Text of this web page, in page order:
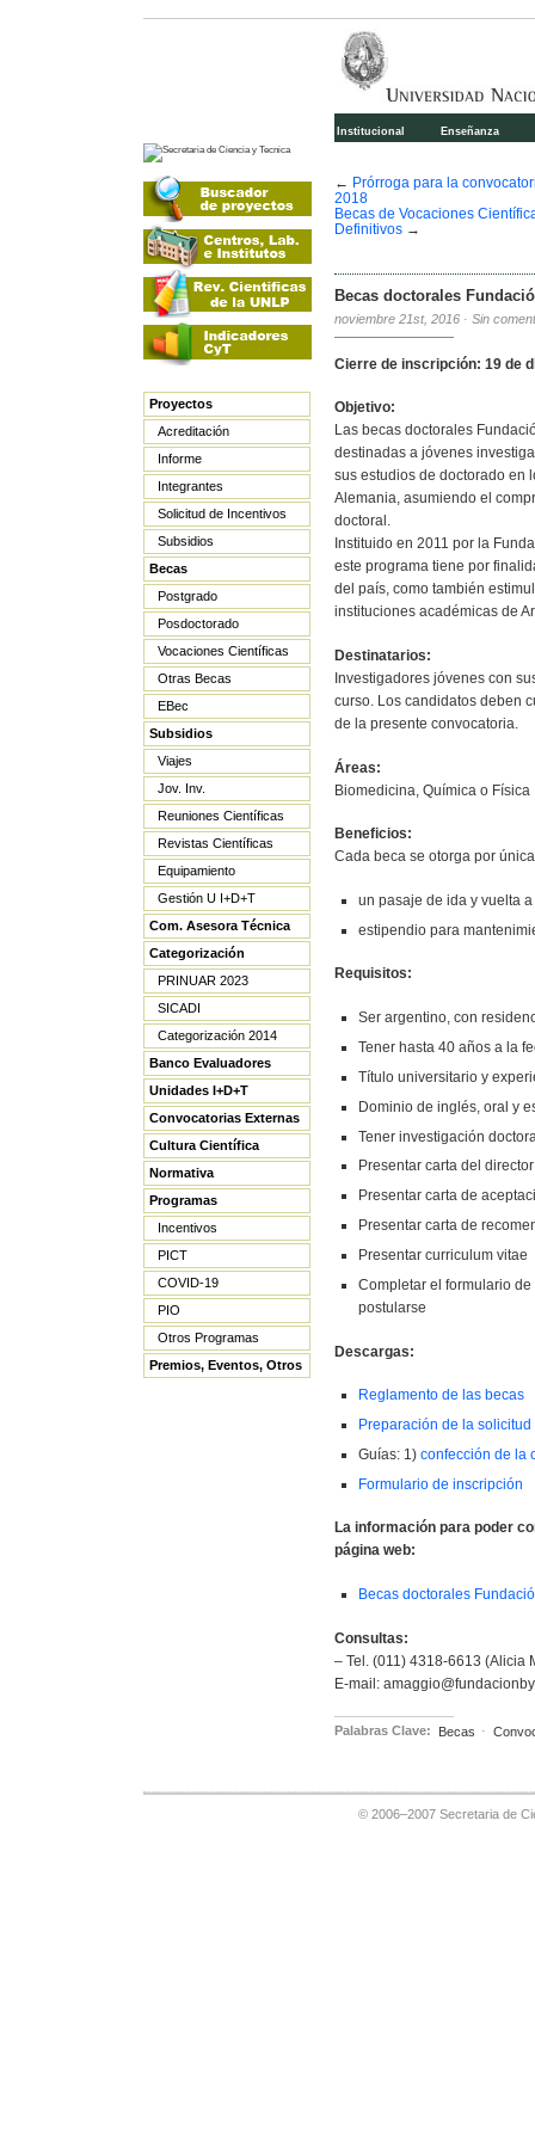
Institucional Enseñanza
Proyectos
Acreditación
Informe
Integrantes
Solicitud de Incentivos
Subsidios
Becas
Postgrado
Posdoctorado
Vocaciones Científicas
Otras Becas
EBec
Subsidios
Viajes
Jov. Inv.
Reuniones Científicas
Revistas Científicas
Equipamiento
Gestión U I+D+T
Com. Asesora Técnica
Categorización
PRINUAR 2023
SICADI
Categorización 2014
Banco Evaluadores
Unidades I+D+T
Convocatorias Externas
Cultura Científica
Normativa
Programas
Incentivos
PICT
COVID-19
PIO
Otros Programas
Premios, Eventos, Otros
← Prórroga para la
2018
Becas de Vocaciones
Definitivos →
Becas doctorales
noviembre 21st, 2016 · Sin
Cierre de inscripción: 19 de
Objetivo:
Las becas doctorales
destinadas a jóvenes
sus estudios de doctorado en
Alemania, asumiendo el
doctoral.
Instituido en 2011 por la
este programa tiene por
del país, como también
instituciones académicas de
Destinatarios:
Investigadores jóvenes con
curso. Los candidatos deben
de la presente convocatoria.
Áreas:
Biomedicina, Química o Física
Beneficios:
Cada beca se otorga por
un pasaje de ida y vuelta
estipendio para
Requisitos:
Ser argentino, con
Tener hasta 40 años a la
Título universitario y
Dominio de inglés, oral y
Tener investigación
Presentar carta del
Presentar carta de
Presentar carta de
Presentar curriculum vitae
Completar el formulario
postularse
Descargas:
Reglamento de las becas
Preparación de la solicitud
Guías: 1) confección de la
Formulario de inscripción
La información para poder
página web:
Becas doctorales
Consultas:
– Tel. (011) 4318-6613 (Alicia
E-mail:
Palabras Clave: Becas ·
© 2006–2007 Secretaria de